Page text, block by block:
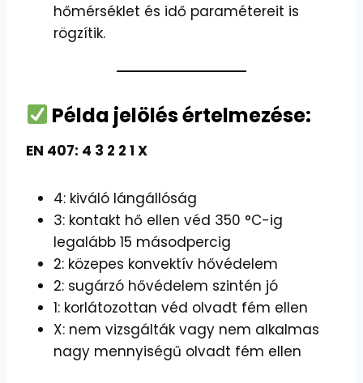
hőmérséklet és idő paramétereit is
rögzítik.
Példa jelölés értelmezése:
EN 407: 4 3 2 2 1 X
4: kiváló lángállóság
3: kontakt hő ellen véd 350 °C-ig
legalább 15 másodpercig
2: közepes konvektív hővédelem
2: sugárzó hővédelem szintén jó
1: korlátozottan véd olvadt fém ellen
X: nem vizsgálták vagy nem alkalmas
nagy mennyiségű olvadt fém ellen